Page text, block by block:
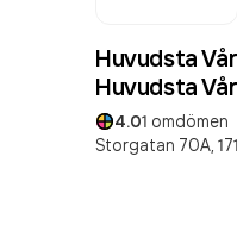
Huvudsta
Huvudsta
4.01 omdömen
Storgatan 70A,